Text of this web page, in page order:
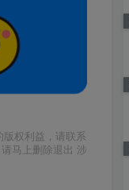
权利益，请联系
马上删除退出 涉